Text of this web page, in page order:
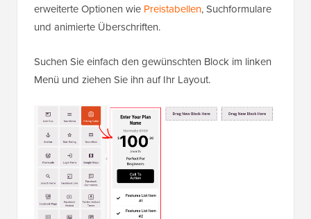
erweiterte Optionen wie Preistabellen, Suchformulare
und animierte Überschriften.
Suchen Sie einfach den gewünschten Block im linken
Menü und ziehen Sie ihn auf Ihr Layout.